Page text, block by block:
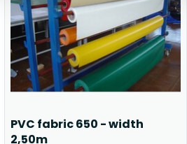
PVC fabric 650 - width
2,50m